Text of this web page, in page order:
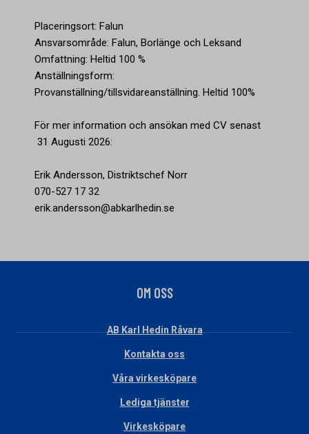
Placeringsort: Falun
Ansvarsområde: Falun, Borlänge och Leksand
Omfattning: Heltid 100 %
Anställningsform:
Provanställning/tillsvidareanställning. Heltid 100%
För mer information och ansökan med CV senast
31 Augusti 2026:
Erik Andersson, Distriktschef Norr
070-527 17 32
erik.andersson@abkarlhedin.se
OM OSS
AB Karl Hedin Råvara
Kontakta oss
Våra virkesköpare
Lediga tjänster
Virkesköpare